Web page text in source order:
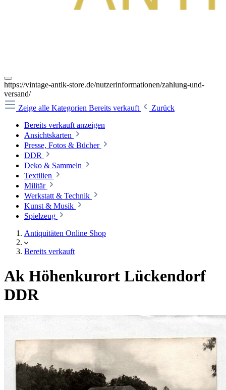
https://vintage-antik-store.de/nutzerinformationen/zahlung-und-
versand/
Zeige alle Kategorien Bereits verkauft
Zurück
Bereits verkauft anzeigen
Ansichtskarten
Presse, Fotos & Bücher
DDR
Deko & Sammeln
Textilien
Militär
Werkstatt & Technik
Kunst & Musik
Spielzeug
Antiquitäten Online Shop
Bereits verkauft
Ak Höhenkurort Lückendorf
DDR